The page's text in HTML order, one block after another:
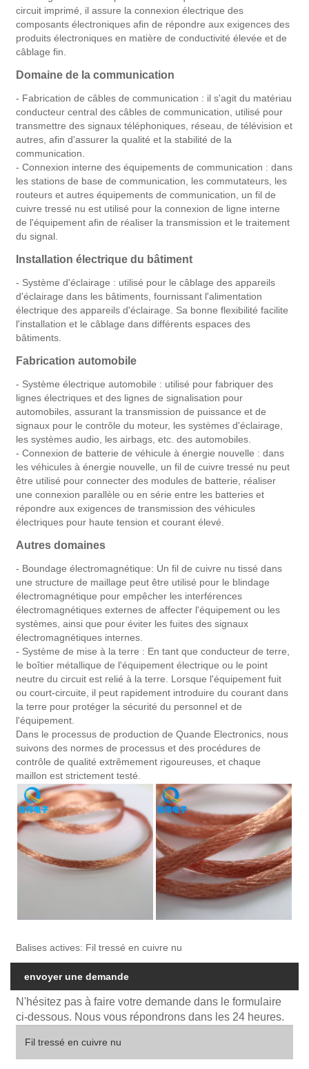
circuit imprimé, il assure la connexion électrique des
composants électroniques afin de répondre aux exigences des
produits électroniques en matière de conductivité élevée et de
câblage fin.
Domaine de la communication
- Fabrication de câbles de communication : il s'agit du matériau
conducteur central des câbles de communication, utilisé pour
transmettre des signaux téléphoniques, réseau, de télévision et
autres, afin d'assurer la qualité et la stabilité de la
communication.
- Connexion interne des équipements de communication : dans
les stations de base de communication, les commutateurs, les
routeurs et autres équipements de communication, un fil de
cuivre tressé nu est utilisé pour la connexion de ligne interne
de l'équipement afin de réaliser la transmission et le traitement
du signal.
Installation électrique du bâtiment
- Système d'éclairage : utilisé pour le câblage des appareils
d'éclairage dans les bâtiments, fournissant l'alimentation
électrique des appareils d'éclairage. Sa bonne flexibilité facilite
l'installation et le câblage dans différents espaces des
bâtiments.
Fabrication automobile
- Système électrique automobile : utilisé pour fabriquer des
lignes électriques et des lignes de signalisation pour
automobiles, assurant la transmission de puissance et de
signaux pour le contrôle du moteur, les systèmes d'éclairage,
les systèmes audio, les airbags, etc. des automobiles.
- Connexion de batterie de véhicule à énergie nouvelle : dans
les véhicules à énergie nouvelle, un fil de cuivre tressé nu peut
être utilisé pour connecter des modules de batterie, réaliser
une connexion parallèle ou en série entre les batteries et
répondre aux exigences de transmission des véhicules
électriques pour haute tension et courant élevé.
Autres domaines
- Boundage électromagnétique: Un fil de cuivre nu tissé dans
une structure de maillage peut être utilisé pour le blindage
électromagnétique pour empêcher les interférences
électromagnétiques externes de affecter l'équipement ou les
systèmes, ainsi que pour éviter les fuites des signaux
électromagnétiques internes.
- Système de mise à la terre : En tant que conducteur de terre,
le boîtier métallique de l'équipement électrique ou le point
neutre du circuit est relié à la terre. Lorsque l'équipement fuit
ou court-circuite, il peut rapidement introduire du courant dans
la terre pour protéger la sécurité du personnel et de
l'équipement.
Dans le processus de production de Quande Electronics, nous
suivons des normes de processus et des procédures de
contrôle de qualité extrêmement rigoureuses, et chaque
maillon est strictement testé.
Balises actives: Fil tressé en cuivre nu
envoyer une demande
N'hésitez pas à faire votre demande dans le formulaire
ci-dessous. Nous vous répondrons dans les 24 heures.